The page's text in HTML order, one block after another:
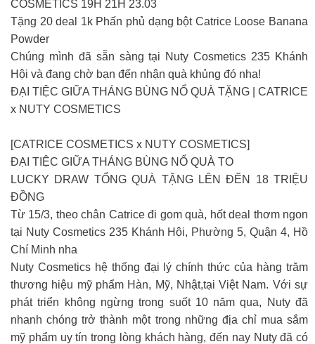
COSMETICS 19H 21H 23.03
Tặng 20 deal 1k Phấn phủ dạng bột Catrice Loose Banana
Powder
Chúng mình đã sẵn sàng tại Nuty Cosmetics 235 Khánh
Hội và đang chờ bạn đến nhận quà khủng đó nha!
ĐẠI TIỆC GIỮA THÁNG BÙNG NỔ QUÀ TẶNG | CATRICE
x NUTY COSMETICS
[CATRICE COSMETICS x NUTY COSMETICS]
ĐẠI TIỆC GIỮA THÁNG BÙNG NỔ QUÀ TO
LUCKY DRAW TỔNG QUÀ TẶNG LÊN ĐẾN 18 TRIỆU
ĐỒNG
Từ 15/3, theo chân Catrice đi gom quà, hốt deal thơm ngon
tại Nuty Cosmetics 235 Khánh Hội, Phường 5, Quận 4, Hồ
Chí Minh nha
Nuty Cosmetics hệ thống đại lý chính thức của hàng trăm
thương hiệu mỹ phẩm Hàn, Mỹ, Nhật,tại Việt Nam. Với sự
phát triển không ngừng trong suốt 10 năm qua, Nuty đã
nhanh chóng trở thành một trong những địa chỉ mua sắm
mỹ phẩm uy tín trong lòng khách hàng, đến nay Nuty đã có